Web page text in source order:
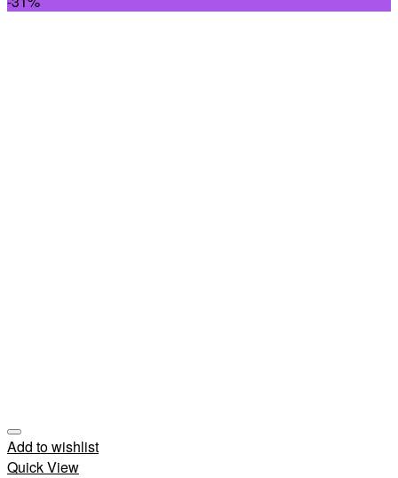
Add to wishlist
Quick View